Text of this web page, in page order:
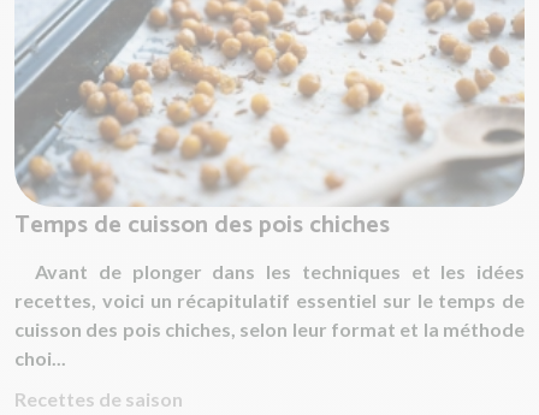
Temps de cuisson des pois chiches
Avant de plonger dans les techniques et les idées
recettes, voici un récapitulatif essentiel sur le temps de
cuisson des pois chiches, selon leur format et la méthode
choi...
Recettes de saison